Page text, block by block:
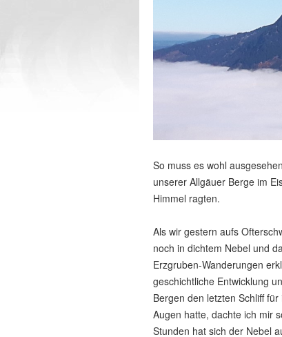
So muss es wohl
unserer Allgäuer Berge im
Himmel ragten.
Als wir gestern aufs
noch in dichtem Nebel und
Erzgruben-Wanderungen
geschichtliche Entwicklung
Bergen den letzten Schliff
Augen hatte, dachte ich mir
Stunden hat sich der Nebel